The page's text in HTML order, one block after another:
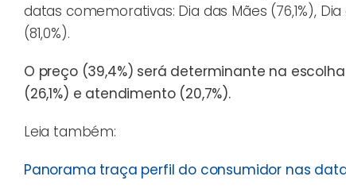
datas comemorativas: Dia das Mães (76,1%),
(81,0%).
O preço (39,4%) será determinante na
(26,1%) e atendimento (20,7%).
Leia também:
Panorama traça perfil do consumidor nas